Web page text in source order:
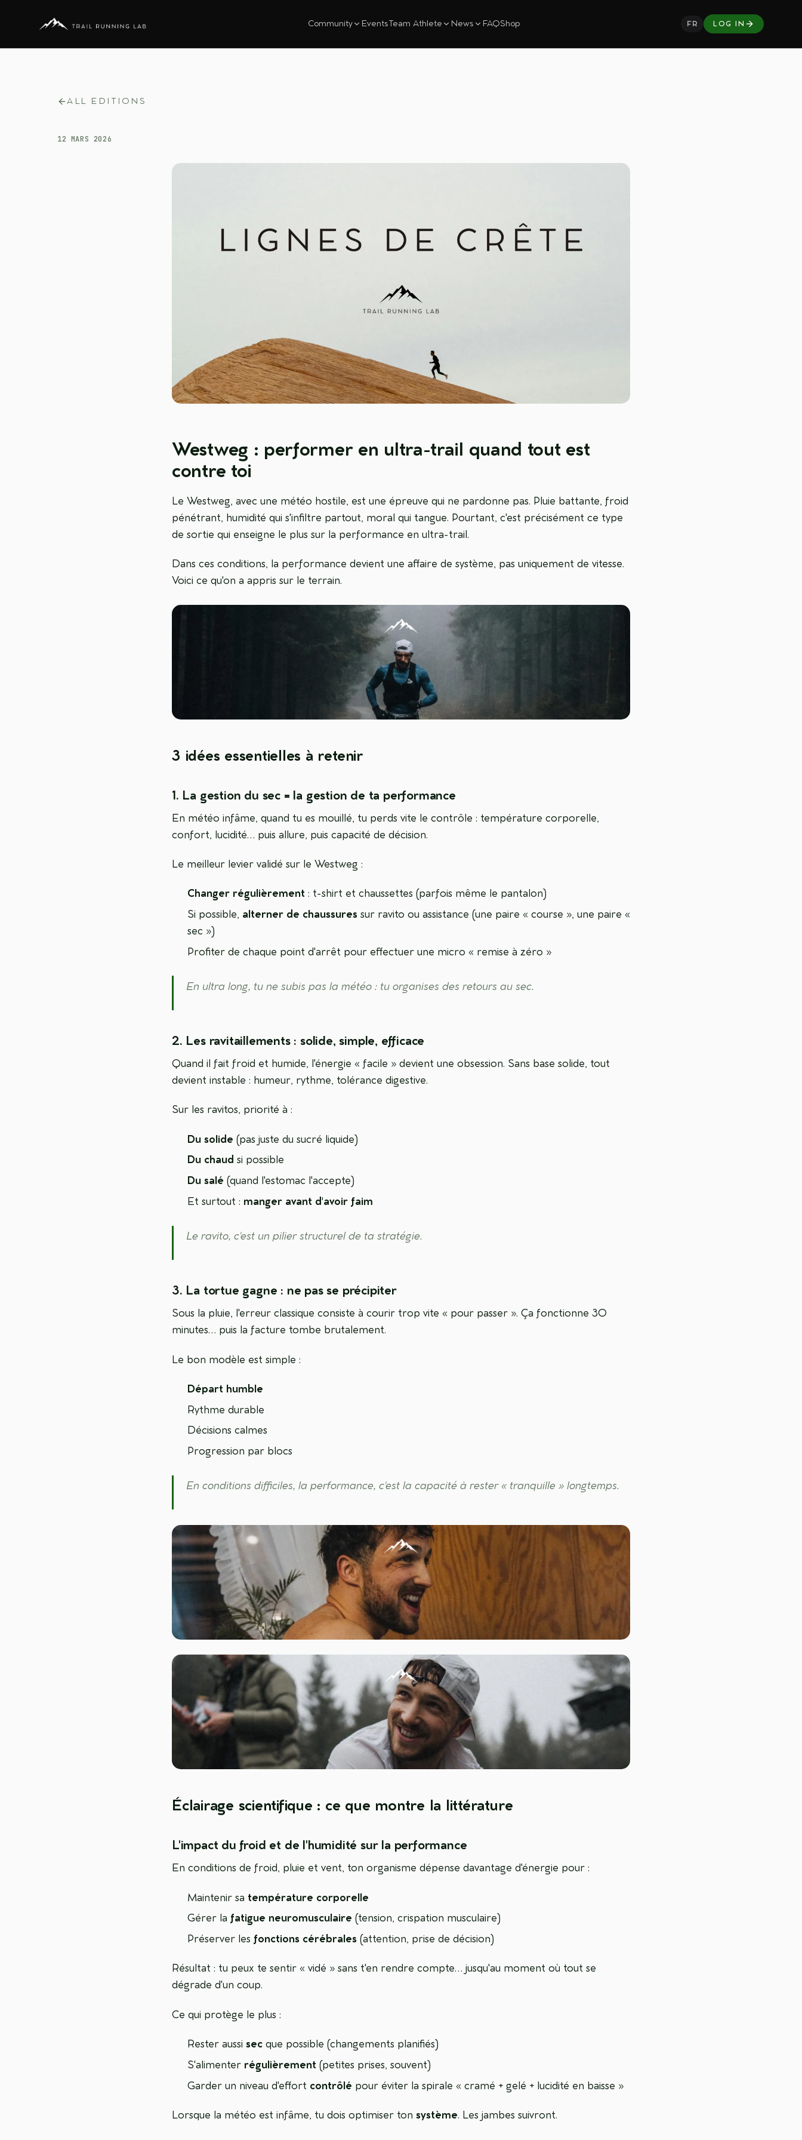
Community Events Team Athlete News FAQShop FR LOG IN
ALL EDITIONS
12 MARS 2026
Westweg : performer en ultra-trail quand tout est
contre toi
Le Westweg, avec une météo hostile, est une épreuve qui ne pardonne pas. Pluie battante, froid
pénétrant, humidité qui s'infiltre partout, moral qui tangue. Pourtant, c'est précisément ce type
de sortie qui enseigne le plus sur la performance en ultra-trail.
Dans ces conditions, la performance devient une affaire de système, pas uniquement de vitesse.
Voici ce qu'on a appris sur le terrain.
3 idées essentielles à retenir
1. La gestion du sec = la gestion de ta performance
En météo infâme, quand tu es mouillé, tu perds vite le contrôle : température corporelle,
confort, lucidité… puis allure, puis capacité de décision.
Le meilleur levier validé sur le Westweg :
Changer régulièrement : t-shirt et chaussettes (parfois même le pantalon)
Si possible, alterner de chaussures sur ravito ou assistance (une paire « course », une paire «
sec »)
Profiter de chaque point d'arrêt pour effectuer une micro « remise à zéro »
En ultra long, tu ne subis pas la météo : tu organises des retours au sec.
2. Les ravitaillements : solide, simple, efficace
Quand il fait froid et humide, l'énergie « facile » devient une obsession. Sans base solide, tout
devient instable : humeur, rythme, tolérance digestive.
Sur les ravitos, priorité à :
Du solide (pas juste du sucré liquide)
Du chaud si possible
Du salé (quand l'estomac l'accepte)
Et surtout : manger avant d'avoir faim
Le ravito, c'est un pilier structurel de ta stratégie.
3. La tortue gagne : ne pas se précipiter
Sous la pluie, l'erreur classique consiste à courir trop vite « pour passer ». Ça fonctionne 30
minutes… puis la facture tombe brutalement.
Le bon modèle est simple :
Départ humble
Rythme durable
Décisions calmes
Progression par blocs
En conditions difficiles, la performance, c'est la capacité à rester « tranquille » longtemps.
Éclairage scientifique : ce que montre la littérature
L'impact du froid et de l'humidité sur la performance
En conditions de froid, pluie et vent, ton organisme dépense davantage d'énergie pour :
Maintenir sa température corporelle
Gérer la fatigue neuromusculaire (tension, crispation musculaire)
Préserver les fonctions cérébrales (attention, prise de décision)
Résultat : tu peux te sentir « vidé » sans t'en rendre compte… jusqu'au moment où tout se
dégrade d'un coup.
Ce qui protège le plus :
Rester aussi secque possible (changements planifiés)
S'alimenter régulièrement (petites prises, souvent)
Garder un niveau d'effort contrôlé pour éviter la spirale « cramé + gelé + lucidité en baisse »
Lorsque la météo est infâme, tu dois optimiser ton système. Les jambes suivront.